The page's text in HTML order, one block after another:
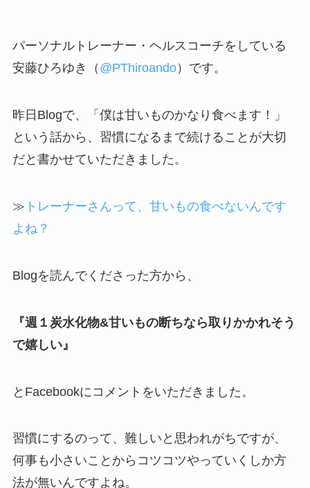
パーソナルトレーナー・ヘルスコーチをしている
安藤ひろゆき（ @PThiroando）です。
昨日Blogで、「僕は甘いものかなり食べます！」
という話から、習慣になるまで続けることが大切
だと書かせていただきました。
≫ トレーナーさんって、甘いもの食べないんです
よね？
Blogを読んでくださった方から、
『週１炭水化物&甘いもの断ちなら取りかかれそう
で嬉しい』
とFacebookにコメントをいただきました。
習慣にするのって、難しいと思われがちですが、
何事も小さいことからコツコツやっていくしか方
法が無いんですよね。